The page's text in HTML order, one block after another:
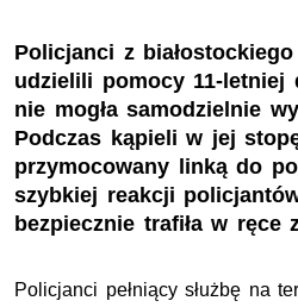
Policjanci z
udzielili pomocy 11-letniej
nie mogła samodzielnie
Podczas kąpieli w jej
przymocowany linką do
szybkiej reakcji
bezpiecznie trafiła w ręce
Policjanci pełniący służbę na